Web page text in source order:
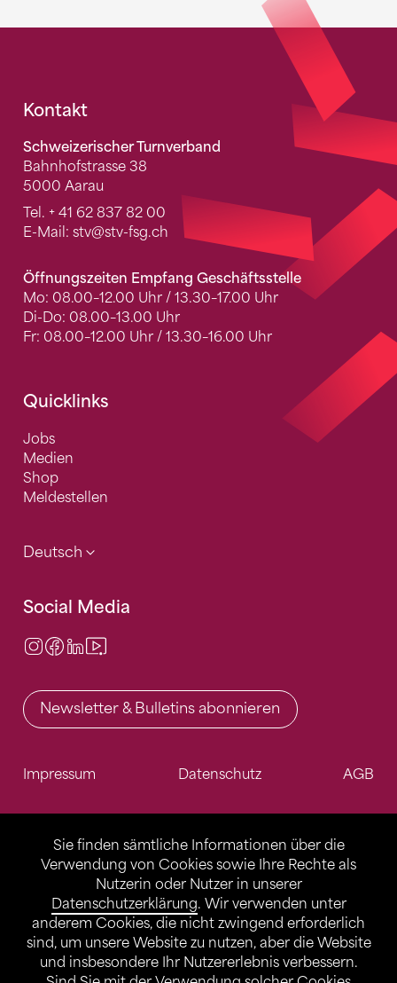
Sie finden sämtliche Informationen über die
Verwendung von Cookies sowie Ihre Rechte als
Nutzerin oder Nutzer in unserer
Datenschutzerklärung. Wir verwenden unter
anderem Cookies, die nicht zwingend erforderlich
sind, um unsere Website zu nutzen, aber die Website
und insbesondere Ihr Nutzererlebnis verbessern.
Fusszeile
Kontakt
Schweizerischer Turnverband
Bahnhofstrasse 38
5000 Aarau
Tel. + 41 62 837 82 00
E-Mail: stv@stv-fsg.ch
Öffnungszeiten Empfang Geschäftsstelle
Mo: 08.00–12.00 Uhr / 13.30–17.00 Uhr
Di-Do: 08.00–13.00 Uhr
Fr: 08.00–12.00 Uhr / 13.30–16.00 Uhr
Quicklinks
Jobs
Medien
Shop
Meldestellen
Deutsch
Social Media
Instagram
Facebook
LinkedIn
Newsletter & Bulletins abonnieren
Impressum Datenschutz AGB